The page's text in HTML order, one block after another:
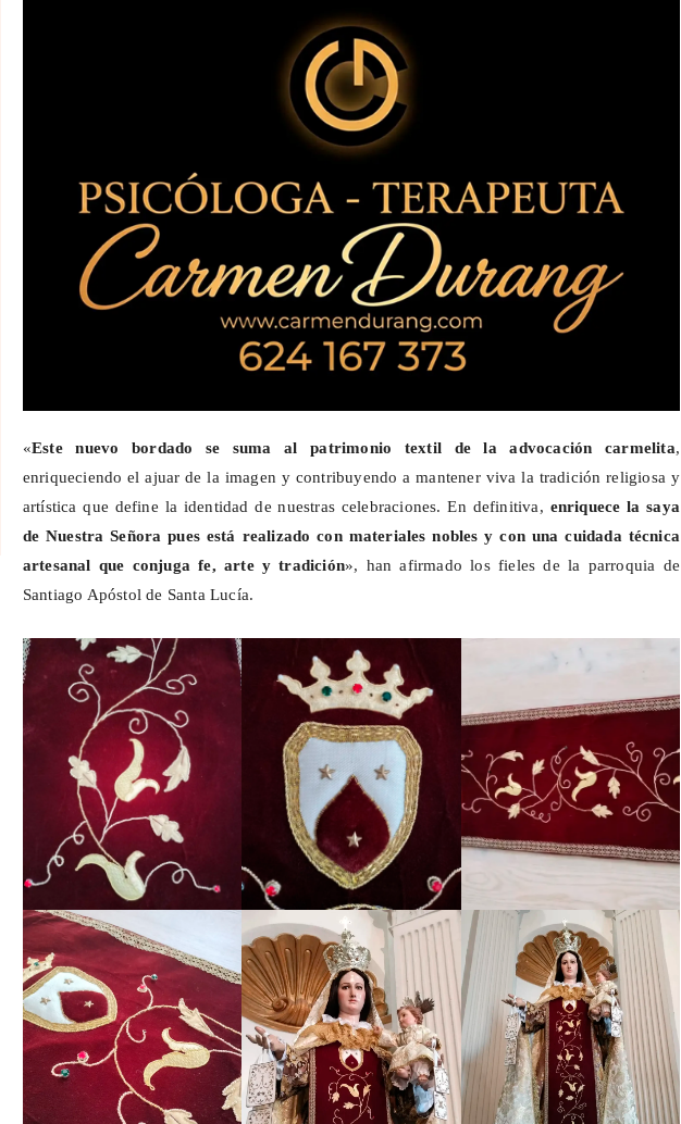
«Este nuevo bordado se suma al patrimonio textil de la advocación carmelita,
enriqueciendo el ajuar de la imagen y contribuyendo a mantener viva la tradición religiosa y
artística que define la identidad de nuestras celebraciones. En definitiva, enriquece la saya
de Nuestra Señora pues está realizado con materiales nobles y con una cuidada técnica
artesanal que conjuga fe, arte y tradición», han afirmado los fieles de la parroquia de
Santiago Apóstol de Santa Lucía.